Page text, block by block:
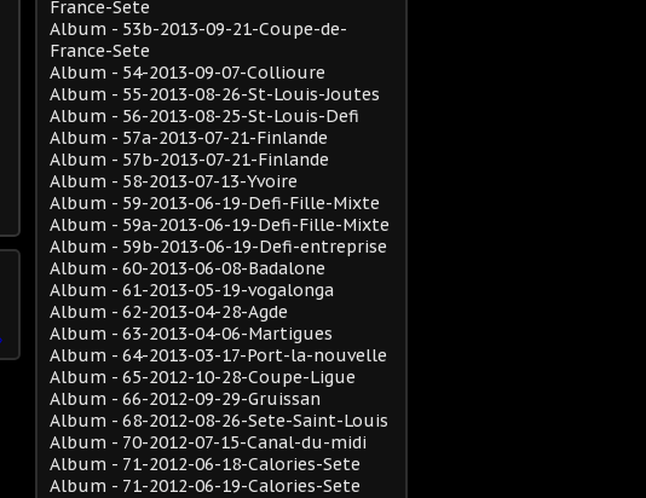
France-Sete
Album - 53b-2013-09-21-Coupe-de-
France-Sete
Album - 54-2013-09-07-Collioure
Album - 55-2013-08-26-St-Louis-Joutes
Album - 56-2013-08-25-St-Louis-Defi
Album - 57a-2013-07-21-Finlande
Album - 57b-2013-07-21-Finlande
Album - 58-2013-07-13-Yvoire
Album - 59-2013-06-19-Defi-Fille-Mixte
Album - 59a-2013-06-19-Defi-Fille-Mixte
Album - 59b-2013-06-19-Defi-entreprise
Album - 60-2013-06-08-Badalone
Album - 61-2013-05-19-vogalonga
Album - 62-2013-04-28-Agde
Album - 63-2013-04-06-Martigues
Album - 64-2013-03-17-Port-la-nouvelle
Album - 65-2012-10-28-Coupe-Ligue
Album - 66-2012-09-29-Gruissan
Album - 68-2012-08-26-Sete-Saint-Louis
Album - 70-2012-07-15-Canal-du-midi
Album - 71-2012-06-18-Calories-Sete
Album - 71-2012-06-19-Calories-Sete